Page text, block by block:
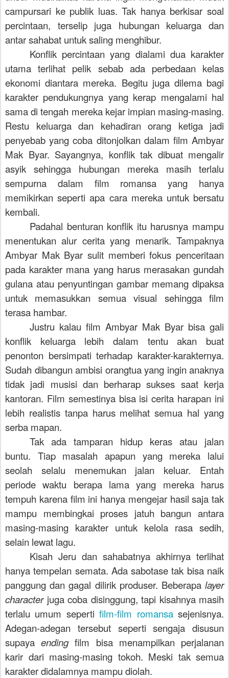
campursari ke publik luas. Tak hanya berkisar soal
percintaan, terselip juga hubungan keluarga dan
antar sahabat untuk saling menghibur.
Konflik percintaan yang dialami dua karakter
utama terlihat pelik sebab ada perbedaan kelas
ekonomi diantara mereka. Begitu juga dilema bagi
karakter pendukungnya yang kerap mengalami hal
sama di tengah mereka kejar impian masing-masing.
Restu keluarga dan kehadiran orang ketiga jadi
penyebab yang coba ditonjolkan dalam film Ambyar
Mak Byar. Sayangnya, konflik tak dibuat mengalir
asyik sehingga hubungan mereka masih terlalu
sempurna dalam film romansa yang hanya
memikirkan seperti apa cara mereka untuk bersatu
kembali.
Padahal benturan konflik itu harusnya mampu
menentukan alur cerita yang menarik. Tampaknya
Ambyar Mak Byar sulit memberi fokus penceritaan
pada karakter mana yang harus merasakan gundah
gulana atau penyuntingan gambar memang dipaksa
untuk memasukkan semua visual sehingga film
terasa hambar.
Justru kalau film Ambyar Mak Byar bisa gali
konflik keluarga lebih dalam tentu akan buat
penonton bersimpati terhadap karakter-karakternya.
Sudah dibangun ambisi orangtua yang ingin anaknya
tidak jadi musisi dan berharap sukses saat kerja
kantoran. Film semestinya bisa isi cerita harapan ini
lebih realistis tanpa harus melihat semua hal yang
serba mapan.
Tak ada tamparan hidup keras atau jalan
buntu. Tiap masalah apapun yang mereka lalui
seolah selalu menemukan jalan keluar. Entah
periode waktu berapa lama yang mereka harus
tempuh karena film ini hanya mengejar hasil saja tak
mampu membingkai proses jatuh bangun antara
masing-masing karakter untuk kelola rasa sedih,
selain lewat lagu.
Kisah Jeru dan sahabatnya akhirnya terlihat
hanya tempelan semata. Ada sabotase tak bisa naik
panggung dan gagal dilirik produser. Beberapa layer
characterjuga coba disinggung, tapi kisahnya masih
terlalu umum sepertifilm-film romansasejenisnya.
Adegan-adegan tersebut seperti sengaja disusun
supayaendingfilm bisa menampilkan perjalanan
karir dari masing-masing tokoh. Meski tak semua
karakter didalamnya mampu diolah.